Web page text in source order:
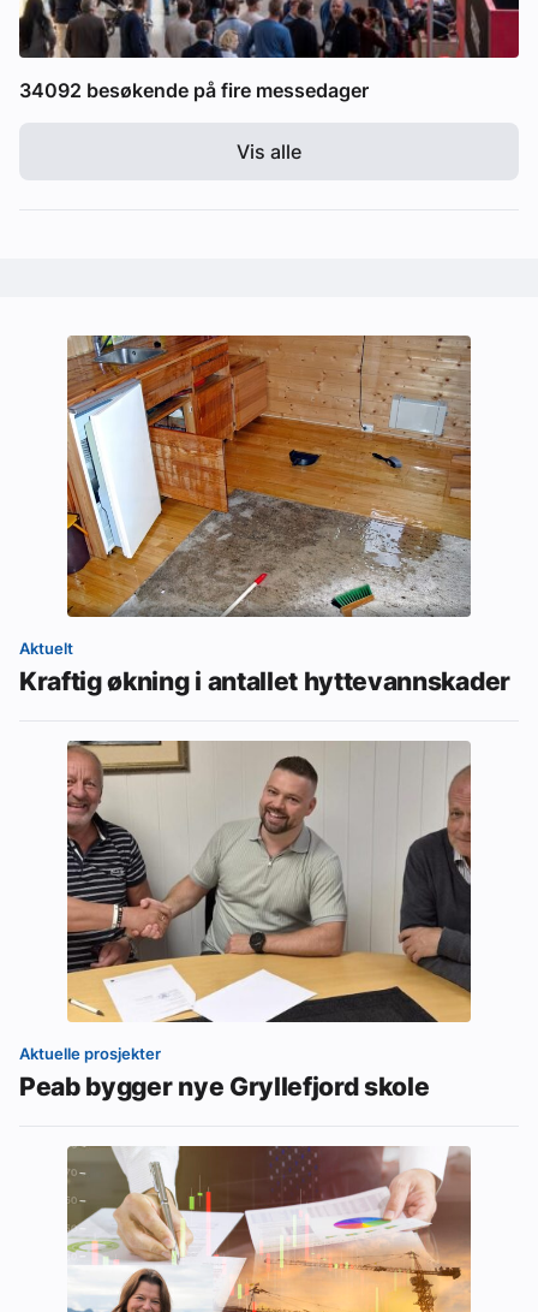
34092 besøkende på fire messedager
Vis alle
Aktuelt
Kraftig økning i antallet hyttevannskader
Aktuelle prosjekter
Peab bygger nye Gryllefjord skole